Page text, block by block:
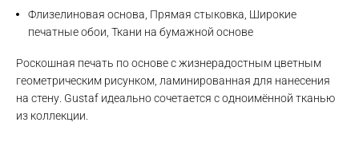
Флизелиновая основа, Прямая стыковка, Широкие
печатные обои, Ткани на бумажной основе
Роскошная печать по основе с жизнерадостным цветным
геометрическим рисунком, ламинированная для нанесения
на стену. Gustaf идеально сочетается с одноимённой тканью
из коллекции.